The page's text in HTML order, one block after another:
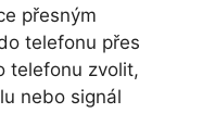
přesným
telefonu přes
telefonu zvolit,
nebo signál